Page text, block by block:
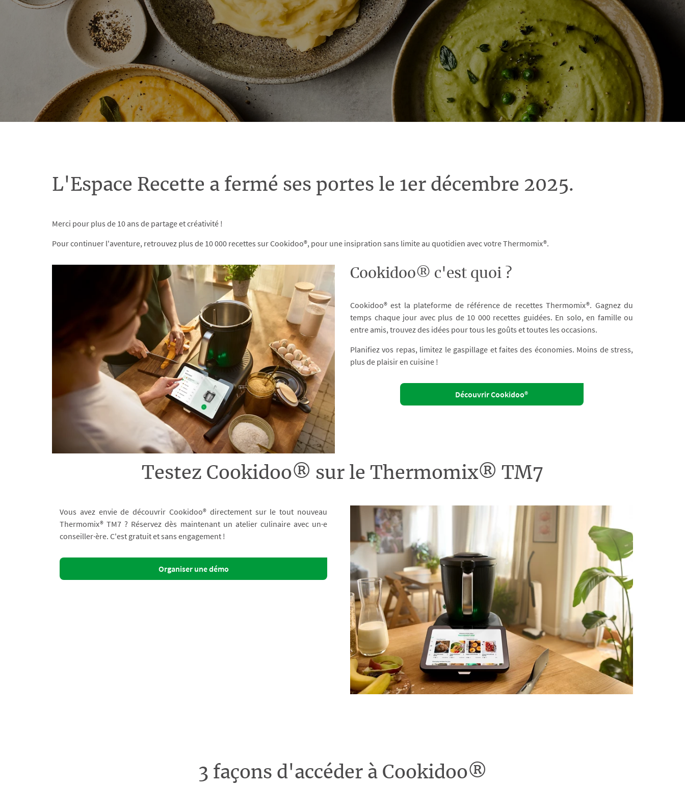
L'Espace Recette a fermé ses portes le 1er décembre 2025.
Merci pour plus de 10 ans de partage et créativité !
Pour continuer l'aventure, retrouvez plus de 10 000 recettes sur Cookidoo®, pour une insipration sans limite au quotidien avec votre Thermomix®.
Cookidoo® c'est quoi ?
Cookidoo® est la plateforme de référence de recettes Thermomix®. Gagnez du
temps chaque jour avec plus de 10 000 recettes guidées. En solo, en famille ou
entre amis, trouvez des idées pour tous les goûts et toutes les occasions.
Planifiez vos repas, limitez le gaspillage et faites des économies. Moins de stress,
plus de plaisir en cuisine !
Découvrir Cookidoo®
Testez Cookidoo® sur le Thermomix® TM7
Vous avez envie de découvrir Cookidoo® directement sur le tout nouveau
Thermomix® TM7 ? Réservez dès maintenant un atelier culinaire avec un·e
conseiller·ère. C'est gratuit et sans engagement !
Organiser une démo
3 façons d'accéder à Cookidoo®